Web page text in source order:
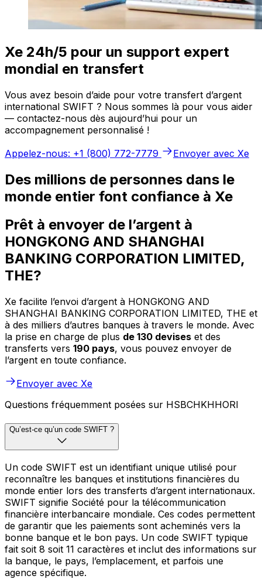
Xe 24h/5 pour un support expert
mondial en transfert
Vous avez besoin d’aide pour votre transfert d’argent
international SWIFT ? Nous sommes là pour vous aider
— contactez-nous dès aujourd’hui pour un
accompagnement personnalisé !
Appelez-nous: +1 (800) 772-7779
Envoyer avec Xe
Des millions de personnes dans le
monde entier font confiance à Xe
Prêt à envoyer de l’argent à
HONGKONG AND SHANGHAI
BANKING CORPORATION LIMITED,
THE?
Xe facilite l’envoi d’argent à HONGKONG AND
SHANGHAI BANKING CORPORATION LIMITED, THE et
à des milliers d’autres banques à travers le monde. Avec
la prise en charge de plus de 130 devises et des
transferts vers 190 pays, vous pouvez envoyer de
l’argent en toute confiance.
Envoyer avec Xe
Questions fréquemment posées sur HSBCHKHHORI
Qu’est-ce qu’un code SWIFT ?
Un code SWIFT est un identifiant unique utilisé pour
reconnaître les banques et institutions financières du
monde entier lors des transferts d’argent internationaux.
SWIFT signifie Société pour la télécommunication
financière interbancaire mondiale. Ces codes permettent
de garantir que les paiements sont acheminés vers la
bonne banque et le bon pays. Un code SWIFT typique
fait soit 8 soit 11 caractères et inclut des informations sur
la banque, le pays, l’emplacement, et parfois une
agence spécifique.